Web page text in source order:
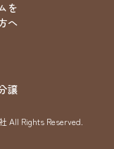
を
へ
譲
Rights Reserved.